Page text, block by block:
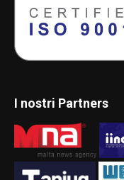
I nostri Partners